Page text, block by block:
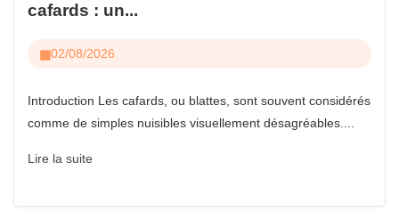
cafards : un...
02/08/2026
Introduction Les cafards, ou blattes, sont souvent considérés
comme de simples nuisibles visuellement désagréables....
Lire la suite